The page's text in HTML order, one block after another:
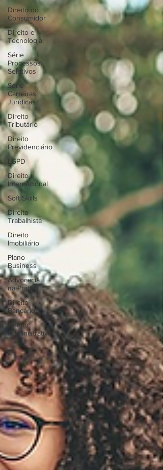
Direito do
Consumidor
Direito e
Tecnologia
Série
Processos
Seletivos
Série
Carreiras
Jurídicas
Direito
Tributário
Direito
Previdenciário
LGPD
Direito
Internacional
Soft Skills
Direito
Trabalhista
Direito
Imobiliário
Plano
Business
Advocacia
na Prática
Direito
Bancário
Direito
Administrativo